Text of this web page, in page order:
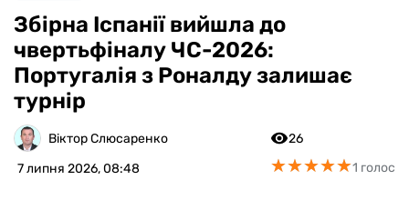
АНАЛІТИКА
ІНТЕРВ'Ю
РІЗНЕ
БУКМЕКЕРИ
Збірна Іспанії вийшла до
чвертьфіналу ЧС-2026:
Португалія з Роналду залишає
турнір
Віктор Слюсаренко
7 липня 2026, 08:48
26
★★★★★
★★★★★1 голос